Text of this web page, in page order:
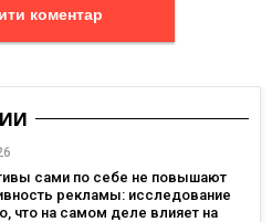
Залишити коментар
сами по себе не повышают
рекламы: исследование
что на самом деле влияет на